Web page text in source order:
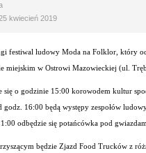
kwiecień 2019
festiwal ludowy Moda na Folklor, który
miejskim w Ostrowi Mazowieckiej (ul.
się o godzinie 15:00 korowodem kultur
godz. 16:00 będą występy zespołów
odbędzie się potańcówka pod
będzie Zjazd Food Trucków z